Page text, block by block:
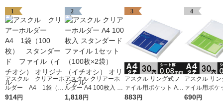
1
アスクル クリアーホ
ルダー A4 1袋（10
0枚） スタンダー
914円
2
アスクル クリアーホ
ルダー A4 100枚入 ス
タンダード ファイル
1,818円
3
アスクル リング式フ
ァイル用ポケット A4
タテ 30穴 厚さ0.08m
883円
4
アスクル リ
ァイル用ポケ
タテ 30穴 厚
690円